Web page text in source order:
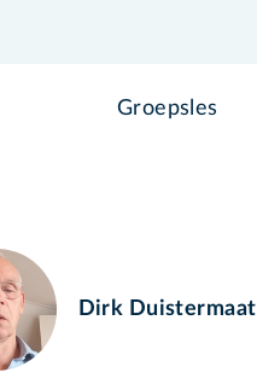
Groepsles
Dirk Duistermaat